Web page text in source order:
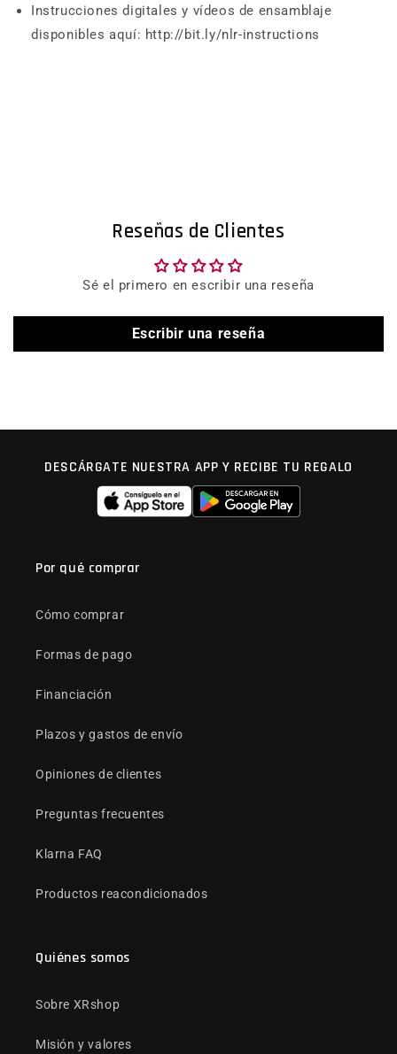
Instrucciones digitales y vídeos de ensamblaje
disponibles aquí: http://bit.ly/nlr-instructions
Reseñas de Clientes
Sé el primero en escribir una reseña
Escribir una reseña
DESCÁRGATE NUESTRA APP Y RECIBE TU REGALO
Por qué comprar
Cómo comprar
Formas de pago
Financiación
Plazos y gastos de envío
Opiniones de clientes
Preguntas frecuentes
Klarna FAQ
Productos reacondicionados
Quiénes somos
Sobre XRshop
Misión y valores